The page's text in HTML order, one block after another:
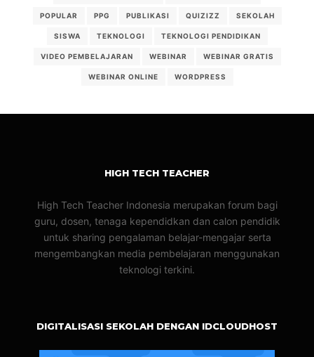
POPULAR PPG PUBLIKASI QUIZIZZ SEKOLAH
SISWA TEKNOLOGI TEKNOLOGI PENDIDIKAN
VIDEO PEMBELAJARAN WEBINAR WEBINAR GRATIS
WEBINAR ONLINE WORDPRESS
HIGH TECH TEACHER
High Tech Teacher Indonesia merupakan forum bagi
guru, dosen, tenaga kependidkan dan calon pendidik
untuk sharing pengalaman belajar-mengajar serta
mengembangkan media pembelajaran menggunakan
teknologi terkini.
DIGITALISASI SEKOLAH DENGAN IDCLOUDHOST